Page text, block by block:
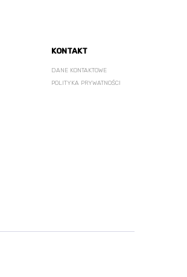
KONTAKT
DANE KONTAKTOWE
POLITYKA PRYWATNOŚCI